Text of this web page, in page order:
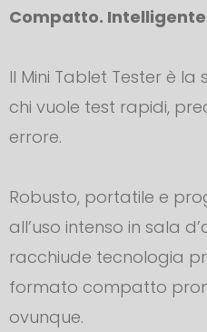
Compatto.
Il Mini Tablet Tester è
chi vuole test rapidi,
errore.
Robusto, portatile e
all’uso intenso in sala
racchiude tecnologia
formato compatto
ovunque.